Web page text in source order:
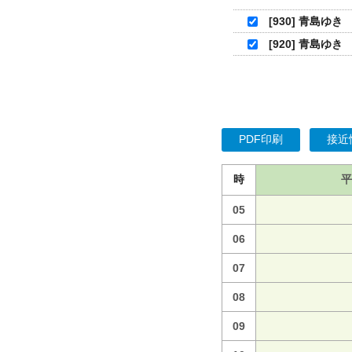
[930] 青島ゆき
[920] 青島ゆき
PDF印刷 接近
時
05
06
07
08
09